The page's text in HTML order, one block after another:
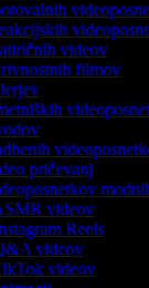
videov
filmov
pričevanj
videov
Reels
videov
videov